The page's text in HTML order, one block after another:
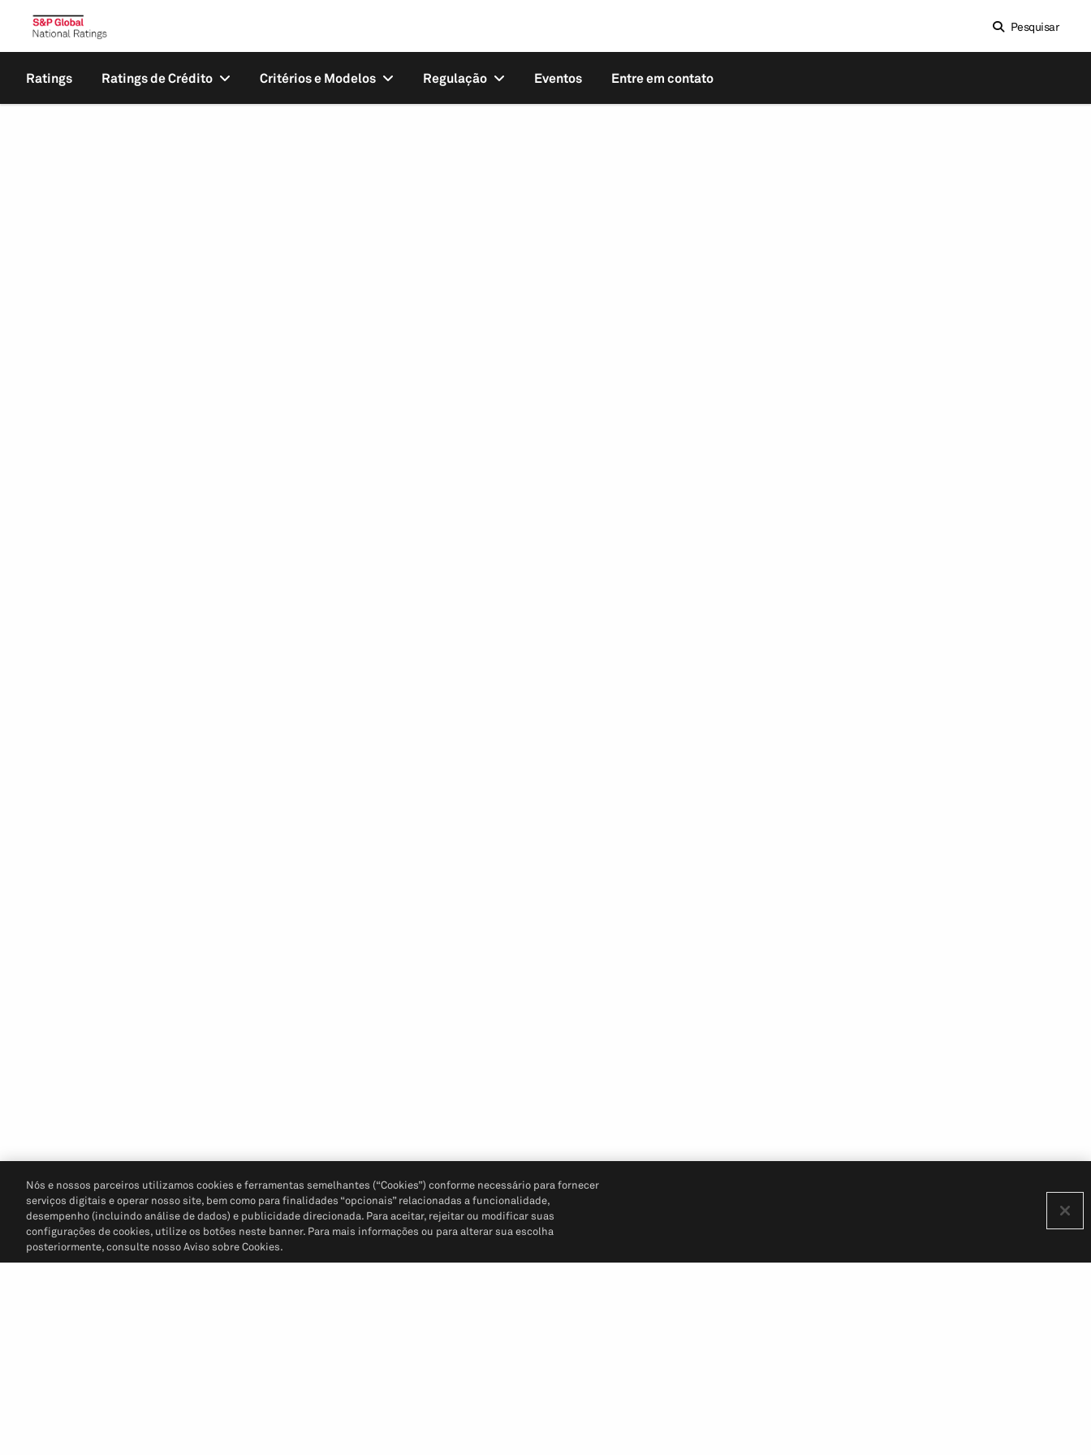
Pesquisar
Ratings Ratings de Crédito Critérios e Modelos Regulação Eventos Entre em contato
Nós e nossos parceiros utilizamos cookies e ferramentas semelhantes (“Cookies”) conforme necessário para fornecer
serviços digitais e operar nosso site, bem como para finalidades “opcionais” relacionadas a funcionalidade,
desempenho (incluindo análise de dados) e publicidade direcionada. Para aceitar, rejeitar ou modificar suas
configurações de cookies, utilize os botões neste banner. Para mais informações ou para alterar sua escolha
posteriormente, consulte nosso Aviso sobre Cookies.